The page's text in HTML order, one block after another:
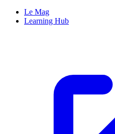
Le Mag
Learning Hub